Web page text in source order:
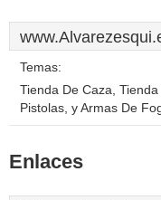
Temas:
Tienda De Caza,
Pistolas, y Armas De
Enlaces